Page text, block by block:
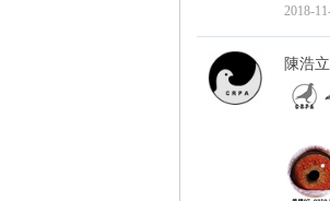
2018-
陳浩立